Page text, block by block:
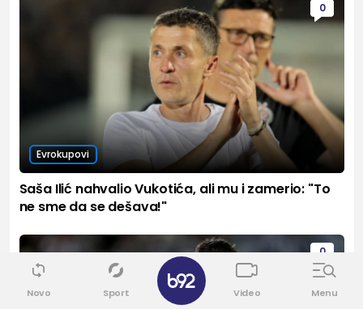
0
Evrokupovi
Saša Ilić nahvalio Vukotića, ali mu i zamerio: "To
ne sme da se dešava!"
0
Novo Sport Video Menu
✕